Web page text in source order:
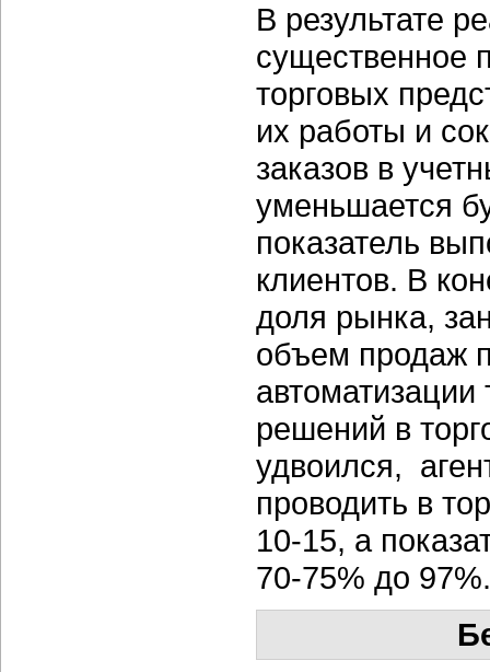
В результате
существенное
торговых
их работы и
заказов в
уменьшается
показатель
клиентов. В
доля рынка,
объем продаж
решений в
удвоился,
проводить в
10-15, а
70-75% до 97%.